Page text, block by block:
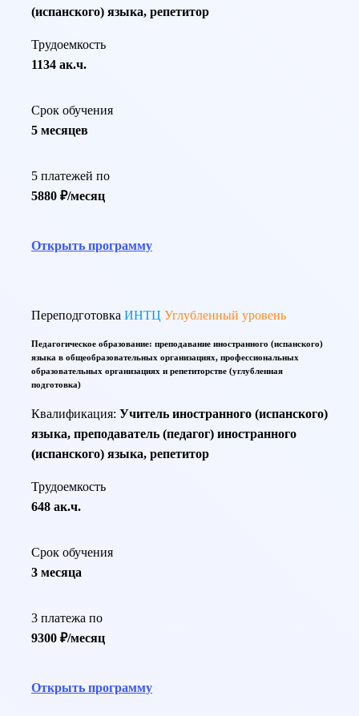
(испанского) языка, репетитор
Трудоемкость
1134 ак.ч.
Срок обучения
5 месяцев
5 платежей по
5880 ₽/месяц
Открыть программу
Переподготовка ИНТЦ Углубленный уровень
Педагогическое образование: преподавание иностранного (испанского)
языка в общеобразовательных организациях, профессиональных
образовательных организациях и репетиторстве (углубленная
подготовка)
Квалификация: Учитель иностранного (испанского)
языка, преподаватель (педагог) иностранного
(испанского) языка, репетитор
Трудоемкость
648 ак.ч.
Срок обучения
3 месяца
3 платежа по
9300 ₽/месяц
Открыть программу